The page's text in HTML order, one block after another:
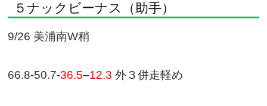
５ナックビーナス（助手）
9/26 美浦南W稍
66.8-50.7-36.5–12.3 外３併走軽め